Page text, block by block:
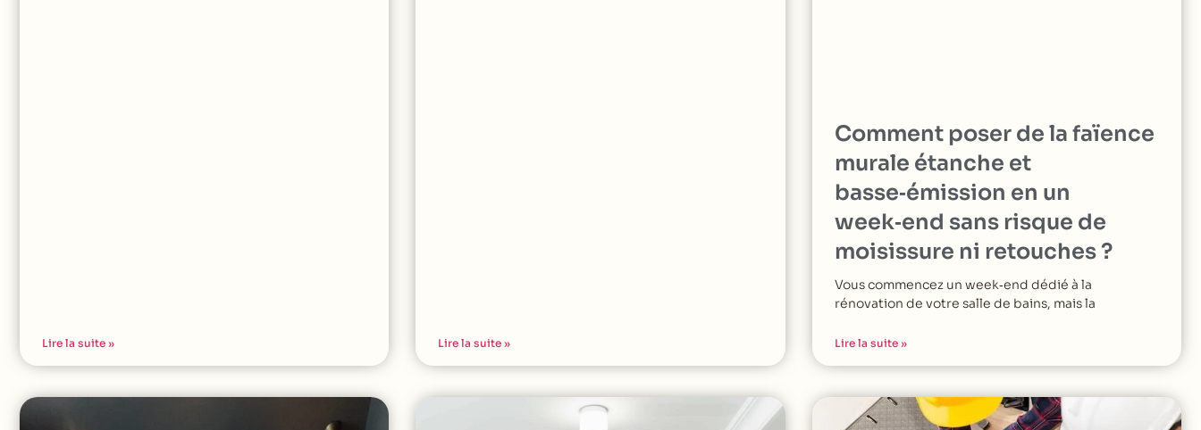
Lire la suite » Lire la suite »
Comment poser de la faïence
murale étanche et
basse‑émission en un
week‑end sans risque de
moisissure ni retouches ?
Vous commencez un week‑end dédié à la
rénovation de votre salle de bains, mais la
Lire la suite »